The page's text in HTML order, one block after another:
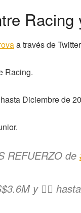
a través de
Racing.
Diciembre de
REFUERZO de
y ✍🏾